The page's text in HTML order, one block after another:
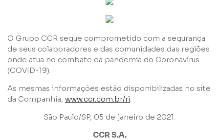
O Grupo CCR segue comprometido com a segurança
de seus colaboradores e das comunidades das regiões
onde atua no combate da pandemia do Coronavírus
(COVID-19).
As mesmas informações estão disponibilizadas no site
da Companhia, www.ccr.com.br/ri.
São Paulo/SP, 05 de janeiro de 2021.
CCR S.A.
Enviar